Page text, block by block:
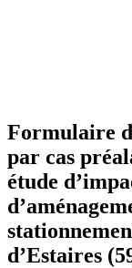
Formulaire
par cas
étude
d’Estaires